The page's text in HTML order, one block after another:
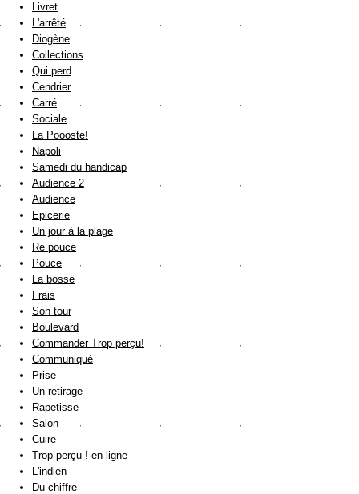
Livret
L'arrêté
Diogène
Collections
Qui perd
Cendrier
Carré
Sociale
La Poooste!
Napoli
Samedi du handicap
Audience 2
Audience
Epicerie
Un jour à la plage
Re pouce
Pouce
La bosse
Frais
Son tour
Boulevard
Commander Trop perçu!
Communiqué
Prise
Un retirage
Rapetisse
Salon
Cuire
Trop perçu ! en ligne
L'indien
Du chiffre